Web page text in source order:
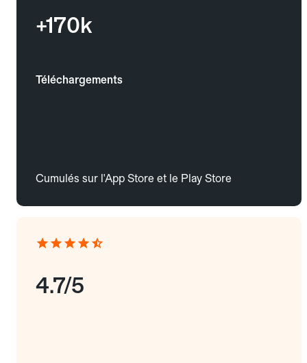
+170k
Téléchargements
Cumulés sur l'App Store et le Play Store
4.7/5